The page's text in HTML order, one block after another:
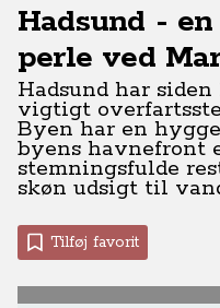
Hadsund -
perle ved
Hadsund har
vigtigt
Byen har en
byens havnefront
stemningsfulde
skøn udsigt til
Tilføj favorit